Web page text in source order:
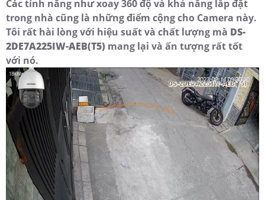
Các tính năng như xoay 360 độ và khả năng lắp đặt
trong nhà cũng là những điểm cộng cho Camera này.
Tôi rất hài lòng với hiệu suất và chất lượng mà DS-
2DE7A225IW-AEB(T5) mang lại và ấn tượng rất tốt
với nó.